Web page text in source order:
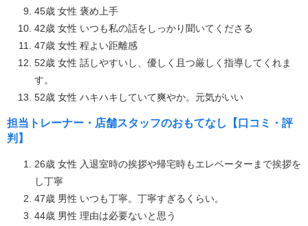
45歳 女性 褒め上手
42歳 女性 いつも私の話をしっかり聞いてくださる
47歳 女性 程よい距離感
52歳 女性 話しやすいし、優しく且つ厳しく指導してくれま
す。
52歳 女性 ハキハキしていて爽やか。元気がいい
担当トレーナー・店舗スタッフのおもてなし【口コミ・評
判】
26歳 女性 入退室時の挨拶や帰宅時もエレベーターまで挨拶を
し丁寧
47歳 男性 いつも丁寧。丁寧すぎるくらい。
44歳 男性 理由は必要ないと思う